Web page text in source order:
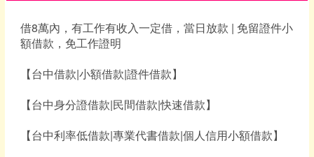
借8萬內，有工作有收入一定借，當日放款 | 免留證件小
額借款，免工作證明
【台中借款|小額借款|證件借款】
【台中身分證借款|民間借款|快速借款】
【台中利率低借款|專業代書借款|個人信用小額借款】